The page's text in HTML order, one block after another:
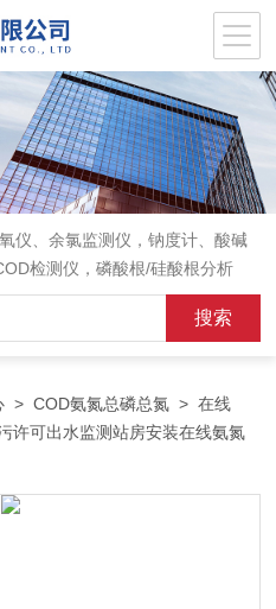
仪、余氯监测仪，钠度计、酸碱
检测仪，磷酸根/硅酸根分析
>COD氨氮总磷总氮 >在线
许可出水监测站房安装在线氨氮